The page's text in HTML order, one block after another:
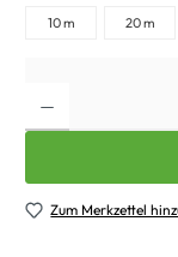
10 m 20 m
Zum Merkzettel